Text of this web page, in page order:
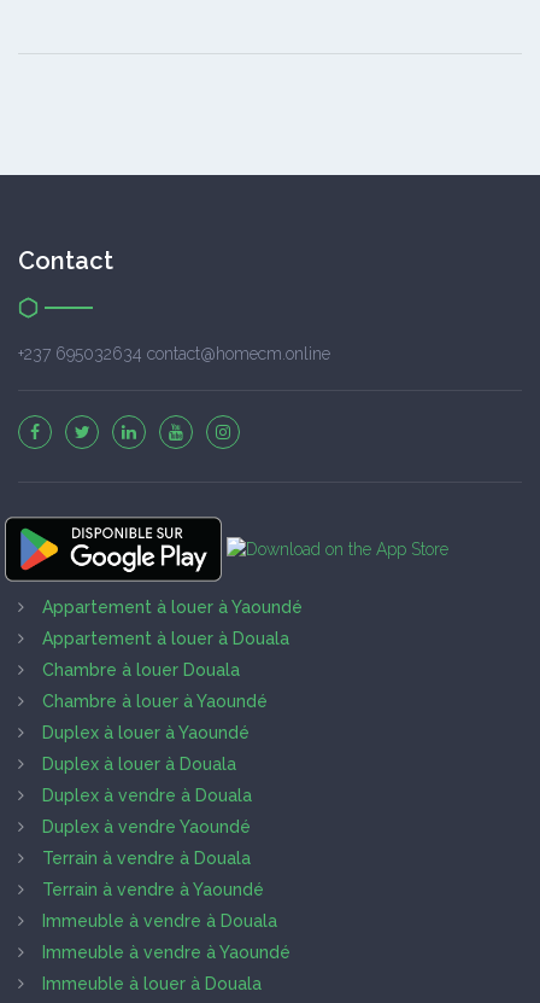
Contact
+237 695032634 contact@homecm.online
Appartement à louer à Yaoundé
Appartement à louer à Douala
Chambre à louer Douala
Chambre à louer à Yaoundé
Duplex à louer à Yaoundé
Duplex à louer à Douala
Duplex à vendre à Douala
Duplex à vendre Yaoundé
Terrain à vendre à Douala
Terrain à vendre à Yaoundé
Immeuble à vendre à Douala
Immeuble à vendre à Yaoundé
Immeuble à louer à Douala